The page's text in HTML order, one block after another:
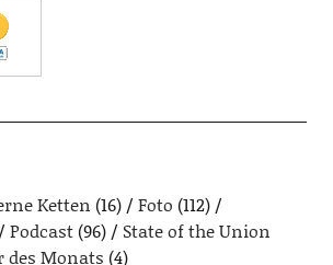
Ketten (16) Foto (112)
Podcast(96)
State of the Union
des Monats (4)